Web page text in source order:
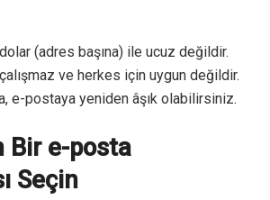
(adres başına) ile ucuz değildir.
ve herkes için uygun değildir.
e-postaya yeniden âşık olabilirsiniz.
Bir e-posta
Seçin